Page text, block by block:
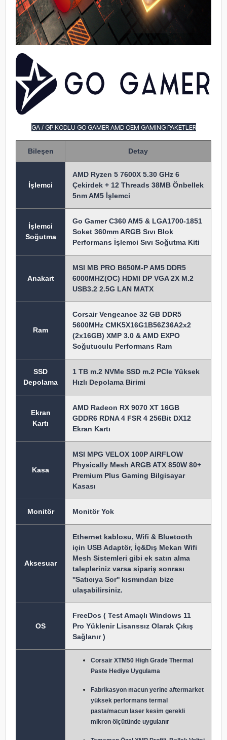
GA / GP KODLU GO GAMER AMD OEM GAMING PAKETLER
Bileşen Detay
İşlemci
AMD Ryzen 5 7600X 5.30 GHz 6
Çekirdek + 12 Threads 38MB Önbellek
5nm AM5 İşlemci
İşlemci
Soğutma
Go Gamer C360 AM5 & LGA1700-1851
Soket 360mm ARGB Sıvı Blok
Performans İşlemci Sıvı Soğutma Kiti
Anakart
MSI MB PRO B650M-P AM5 DDR5
6000MHZ(OC) HDMI DP VGA 2X M.2
USB3.2 2.5G LAN MATX
Ram
Corsair Vengeance 32 GB DDR5
5600MHz CMK5X16G1B56Z36A2x2
(2x16GB) XMP 3.0 & AMD EXPO
Soğutuculu Performans Ram
SSD
Depolama
1 TB m.2 NVMe SSD m.2 PCIe Yüksek
Hızlı Depolama Birimi
Ekran
Kartı
AMD Radeon RX 9070 XT 16GB
GDDR6 RDNA 4 FSR 4 256Bit DX12
Ekran Kartı
Kasa
MSI MPG VELOX 100P AIRFLOW
Physically Mesh ARGB ATX 850W 80+
Premium Plus Gaming Bilgisayar
Kasası
Monitör Monitör Yok
Aksesuar
Ethernet kablosu, Wifi & Bluetooth
için USB Adaptör, İç&Dış Mekan Wifi
Mesh Sistemleri gibi ek satın alma
talepleriniz varsa sipariş sonrası
''Satıcıya Sor'' kısmından bize
ulaşabilirsiniz.
OS
FreeDos ( Test Amaçlı Windows 11
Pro Yüklenir Lisanssız Olarak Çıkış
Sağlanır )
Corsair XTM50 High Grade Thermal
Paste Hediye Uygulama
Fabrikasyon macun yerine aftermarket
yüksek performans termal
pasta/macun laser kesim gerekli
mikron ölçütünde uygulanır